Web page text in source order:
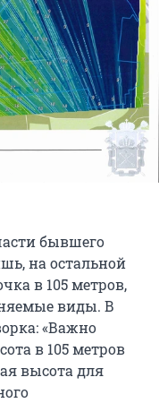
бывшего
на остальной
в 105 метров,
виды. В
«Важно
в 105 метров
высота для